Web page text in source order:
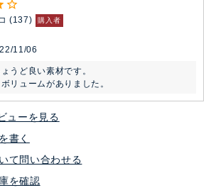
137 購入者
11/06
うど良い素材です。
リュームがありました。
ューを見る
書く
て問い合わせる
を確認